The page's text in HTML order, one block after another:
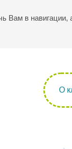
Вам в
О